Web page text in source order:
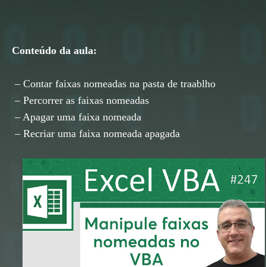
Conteúdo da aula:
– Contar faixas nomeadas na pasta de traablho
– Percorrer as faixas nomeadas
– Apagar uma faixa nomeada
– Recriar uma faixa nomeada apagada